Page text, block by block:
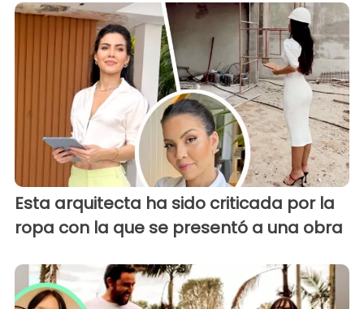
Esta arquitecta ha sido criticada por la
ropa con la que se presentó a una obra